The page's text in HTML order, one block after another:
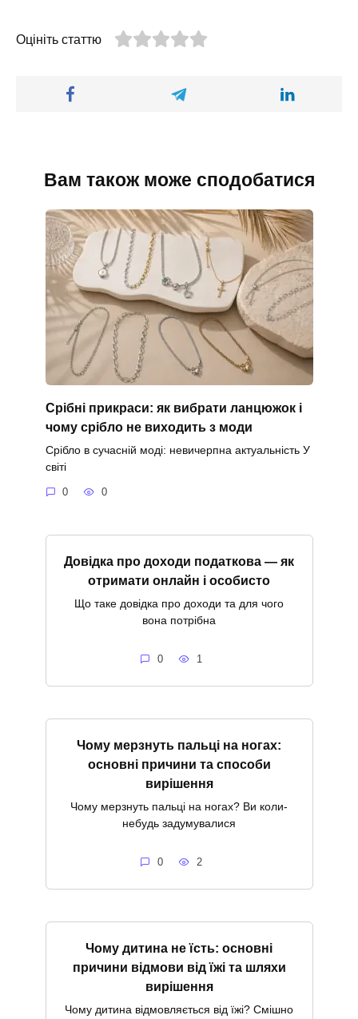
Оцініть статтю
Вам також може сподобатися
Срібні прикраси: як вибрати ланцюжок і
чому срібло не виходить з моди
Срібло в сучасній моді: невичерпна актуальність У
світі
0 0
Довідка про доходи податкова — як
отримати онлайн і особисто
Що таке довідка про доходи та для чого
вона потрібна
0 1
Чому мерзнуть пальці на ногах:
основні причини та способи
вирішення
Чому мерзнуть пальці на ногах? Ви коли-
небудь задумувалися
0 2
Чому дитина не їсть: основні
причини відмови від їжі та шляхи
вирішення
Чому дитина відмовляється від їжі? Смішно